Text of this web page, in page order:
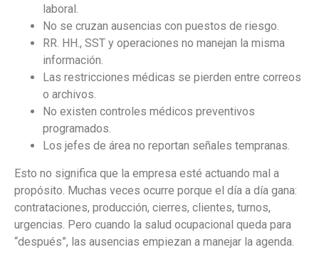
laboral.
No se cruzan ausencias con puestos de riesgo.
RR. HH., SST y operaciones no manejan la misma
información.
Las restricciones médicas se pierden entre correos
o archivos.
No existen controles médicos preventivos
programados.
Los jefes de área no reportan señales tempranas.
Esto no significa que la empresa esté actuando mal a
propósito. Muchas veces ocurre porque el día a día gana:
contrataciones, producción, cierres, clientes, turnos,
urgencias. Pero cuando la salud ocupacional queda para
“después”, las ausencias empiezan a manejar la agenda.